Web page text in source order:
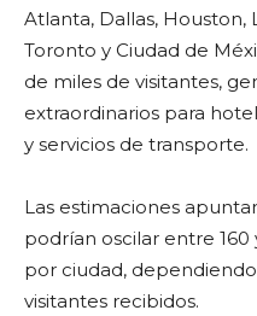
Atlanta, Dallas, Houston,
Toronto y Ciudad de
de miles de visitantes,
extraordinarios para
y servicios de transporte.
Las estimaciones
podrían oscilar entre
por ciudad,
visitantes recibidos.